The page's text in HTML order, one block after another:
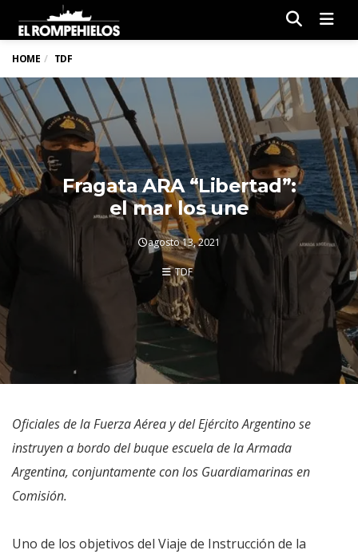
HOME TDF
Fragata ARA “Libertad”:
el mar los une
agosto 13, 2021
TDF
Oficiales de la Fuerza Aérea y del Ejército Argentino se
instruyen a bordo del buque escuela de la Armada
Argentina, conjuntamente con los Guardiamarinas en
Comisión.
Uno de los objetivos del Viaje de Instrucción de la